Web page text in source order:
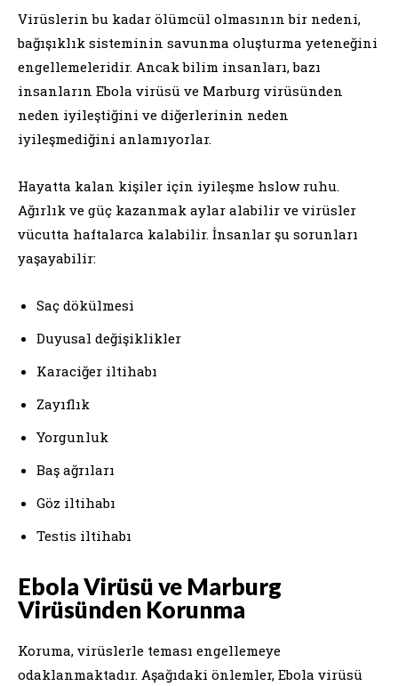
Virüslerin bu kadar ölümcül olmasının bir nedeni,
bağışıklık sisteminin savunma oluşturma yeteneğini
engellemeleridir. Ancak bilim insanları, bazı
insanların Ebola virüsü ve Marburg virüsünden
neden iyileştiğini ve diğerlerinin neden
iyileşmediğini anlamıyorlar.
Hayatta kalan kişiler için iyileşme hslow ruhu.
Ağırlık ve güç kazanmak aylar alabilir ve virüsler
vücutta haftalarca kalabilir. İnsanlar şu sorunları
yaşayabilir:
Saç dökülmesi
Duyusal değişiklikler
Karaciğer iltihabı
Zayıflık
Yorgunluk
Baş ağrıları
Göz iltihabı
Testis iltihabı
Ebola Virüsü ve Marburg
Virüsünden Korunma
Koruma, virüslerle teması engellemeye
odaklanmaktadır. Aşağıdaki önlemler, Ebola virüsü